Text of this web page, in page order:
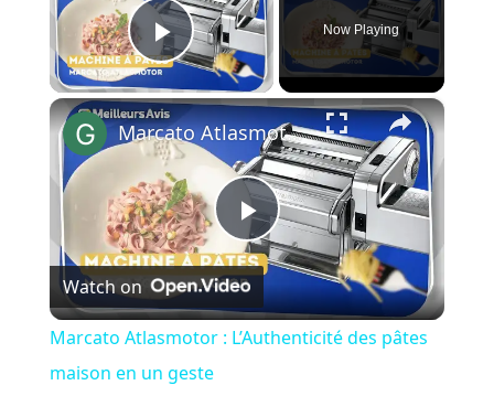
Play Video
Now Playing
×
P
l
Marcato Atlasmotor : L’Authenticité des pâtes maison en un geste
Watch on
Marcato Atlasmotor : L’Authenticité des pâtes
maison en un geste